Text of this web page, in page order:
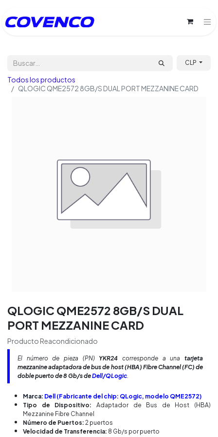
CLP
Todos los productos
QLOGIC QME2572 8GB/S DUAL PORT MEZZANINE CARD
QLOGIC QME2572 8GB/S DUAL
PORT MEZZANINE CARD
Producto Reacondicionado
El número de pieza (PN) YKR24 corresponde a unatarjeta
mezzanine adaptadora de bus de host (HBA) Fibre Channel (FC) de
doble puerto de 8 Gb/s deDell/QLogic.
Marca: Dell (Fabricante del chip: QLogic, modelo QME2572)
Tipo de Dispositivo: Adaptador de Bus de Host (HBA)
Mezzanine Fibre Channel
Número de Puertos: 2 puertos
Velocidad de Transferencia: 8 Gb/s por puerto